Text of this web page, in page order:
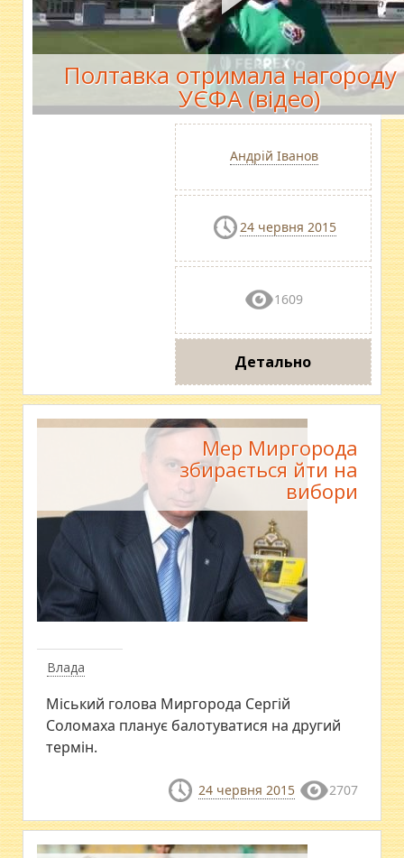
Полтавка отримала нагороду
УЄФА (відео)
Андрій Іванов
24 червня 2015
1609
Детально
Влада
Мер Миргорода
збирається йти на
вибори
Міський голова Миргорода Сергій
Соломаха планує балотуватися на другий
термін.
24 червня 2015 2707